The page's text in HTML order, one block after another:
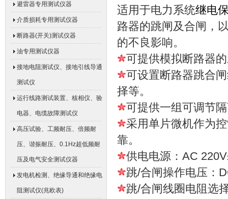
避雷器专用测试仪器
介质损耗专用测试仪器
断路器(开关)测试仪器
油专用测试仪器
接地电阻测试仪、接地引线导通
测试仪
运行线路测试装置、核相仪、验
电器、电缆故障测试仪
高压试验、工频耐压、倍频耐
压、谐振耐压、0.1Hz超低频耐
压及电气安全测试仪器
发电机检测、绝缘导通和绝缘电
阻测试仪(兆欧表)
适用于电力系统继电
路器的跳闸及合闸，
的不
可提供模拟断路器
可设置断路器跳合
择等。
可提供一组可调节
采用单片微机作为
靠。
供电电源：AC
跳/合闸操作电压：
跳/合闸线圈电阻选